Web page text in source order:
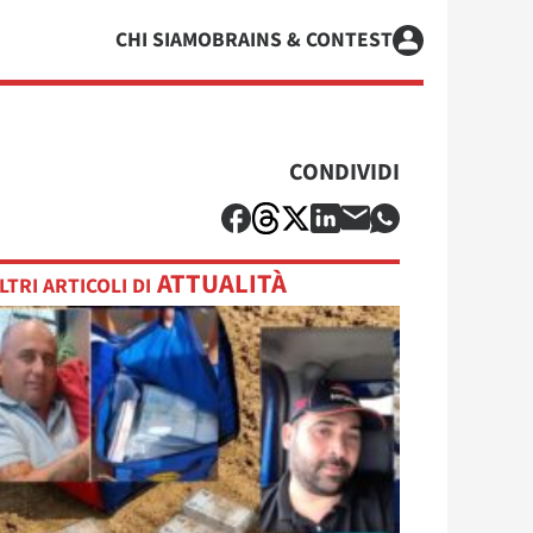
CHI SIAMOBRAINS & CONTEST
CONDIVIDI
ARTICOLI DI ATTUALITÀ